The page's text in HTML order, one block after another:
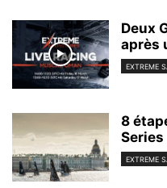
Deux
après
EXTREME
8
Series
EXTREME